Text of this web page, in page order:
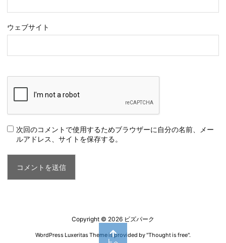
ウェブサイト
次回のコメントで使用するためブラウザーに自分の名前、メー
ルアドレス、サイトを保存する。
Copyright © 2026 ビズパーク
WordPress Luxeritas Theme is provided by "Thought is free".